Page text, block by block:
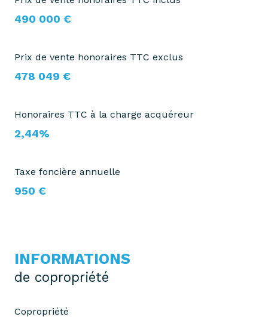
490 000 €
Prix de vente honoraires TTC exclus
478 049 €
Honoraires TTC à la charge acquéreur
2,44%
Taxe foncière annuelle
950 €
INFORMATIONS
de copropriété
Copropriété